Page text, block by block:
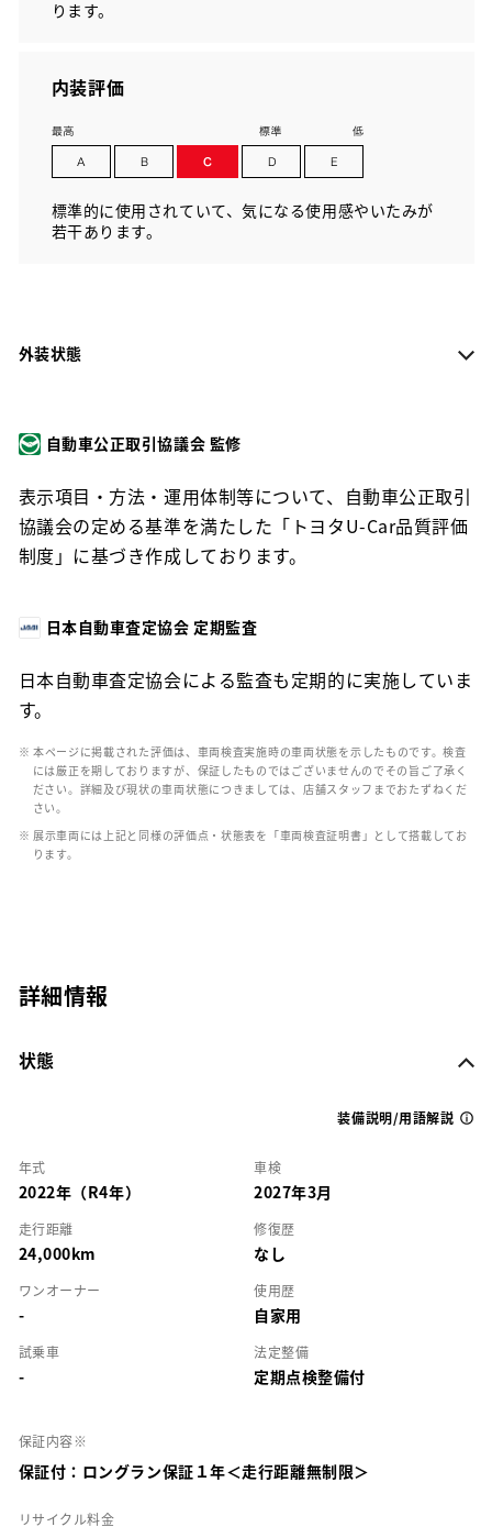
ります。
内装評価
標準的に使用されていて、気になる使用感やいたみが
若干あります。
外装状態
自動車公正取引協議会 監修
表示項目・方法・運用体制等について、自動車公正取引
協議会の定める基準を満たした「トヨタU-Car品質評価
制度」に基づき作成しております。
日本自動車査定協会 定期監査
日本自動車査定協会による監査も定期的に実施していま
す。
※ 本ページに掲載された評価は、車両検査実施時の車両状態を示したものです。検査
には厳正を期しておりますが、保証したものではございませんのでその旨ご了承く
ださい。詳細及び現状の車両状態につきましては、店舗スタッフまでおたずねくだ
さい。
※ 展示車両には上記と同様の評価点・状態表を「車両検査証明書」として搭載してお
ります。
詳細情報
状態
装備説明/用語解説
年式
2022年（R4年）
車検
2027年3月
走行距離
24,000km
修復歴
なし
ワンオーナー
-
使用歴
自家用
試乗車
-
法定整備
定期点検整備付
保証内容※
保証付：ロングラン保証１年＜走行距離無制限＞
リサイクル料金